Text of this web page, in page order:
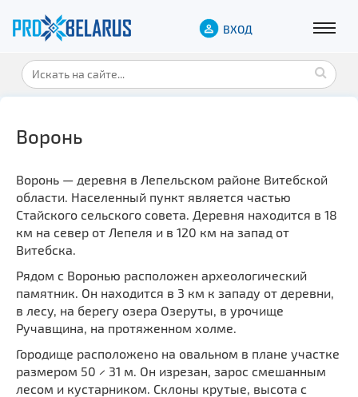
ВХОД
Воронь
Воронь — деревня в Лепельском районе Витебской
области. Населенный пункт является частью
Стайского сельского совета. Деревня находится в 18
км на север от Лепеля и в 120 км на запад от
Витебска.
Рядом с Воронью расположен археологический
памятник. Он находится в 3 км к западу от деревни,
в лесу, на берегу озера Озеруты, в урочище
Ручавщина, на протяженном холме.
Городище расположено на овальном в плане участке
размером 50 × 31 м. Он изрезан, зарос смешанным
лесом и кустарником. Склоны крутые, высота с